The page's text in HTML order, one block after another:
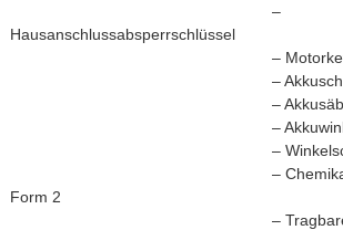
–
Hausanschlussabsperrschlüssel
–
–
–
–
– Winkelschleifer
–
Form 2
– Tragbarer